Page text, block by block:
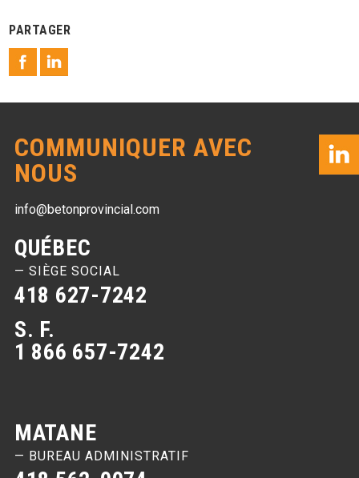
PARTAGER
COMMUNIQUER AVEC
NOUS
info@betonprovincial.com
QUÉBEC
— SIÈGE SOCIAL
418 627-7242
S. F.
1 866 657-7242
MATANE
— BUREAU ADMINISTRATIF